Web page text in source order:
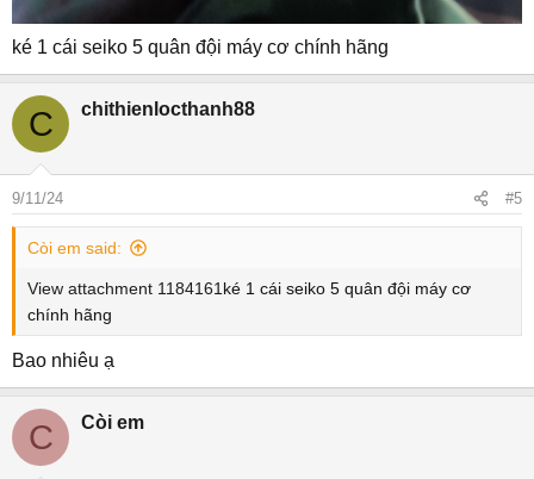
ké 1 cái seiko 5 quân đội máy cơ chính hãng
C chithienlocthanh88
9/11/24 #5
Còi em said:
View attachment 1184161ké 1 cái seiko 5 quân đội máy cơ
chính hãng
Bao nhiêu ạ
C Còi em